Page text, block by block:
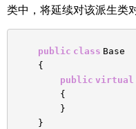
类中，将延续对该派生类
public class Base
{
public virtual
{
}
}